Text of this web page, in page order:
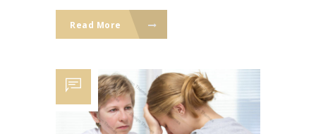
Read More